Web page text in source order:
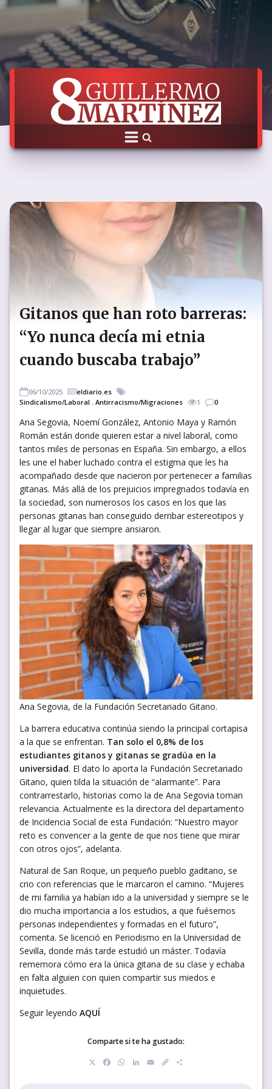
Gitanos que han roto barreras:
“Yo nunca decía mi etnia
cuando buscaba trabajo”
06/10/2025
eldiario.es
Sindicalismo/Laboral , Antirracismo/Migraciones 1 0
Ana Segovia, Noemí González, Antonio Maya y Ramón
Román están donde quieren estar a nivel laboral, como
tantos miles de personas en España. Sin embargo, a ellos
les une el haber luchado contra el estigma que les ha
acompañado desde que nacieron por pertenecer a familias
gitanas. Más allá de los prejuicios impregnados todavía en
la sociedad, son numerosos los casos en los que las
personas gitanas han conseguido derribar estereotipos y
llegar al lugar que siempre ansiaron.
Ana Segovia, de la Fundación Secretariado Gitano.
La barrera educativa continúa siendo la principal cortapisa
a la que se enfrentan. Tan solo el 0,8% de los
estudiantes gitanos y gitanas se gradúa en la
universidad. El dato lo aporta la Fundación Secretariado
Gitano, quien tilda la situación de “alarmante”. Para
contrarrestarlo, historias como la de Ana Segovia toman
relevancia. Actualmente es la directora del departamento
de Incidencia Social de esta Fundación: “Nuestro mayor
reto es convencer a la gente de que nos tiene que mirar
con otros ojos”, adelanta.
Natural de San Roque, un pequeño pueblo gaditano, se
crio con referencias que le marcaron el camino. “Mujeres
de mi familia ya habían ido a la universidad y siempre se le
dio mucha importancia a los estudios, a que fuésemos
personas independientes y formadas en el futuro”,
comenta. Se licenció en Periodismo en la Universidad de
Sevilla, donde más tarde estudió un máster. Todavía
rememora cómo era la única gitana de su clase y echaba
en falta alguien con quien compartir sus miedos e
inquietudes.
Seguir leyendo AQUÍ
Comparte si te ha gustado:
Facebook
WhatsApp
LinkedIn
EmailCopy